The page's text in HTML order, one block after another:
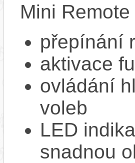
Mini
přepínání
aktivace
ovládání
voleb
LED
snadnou